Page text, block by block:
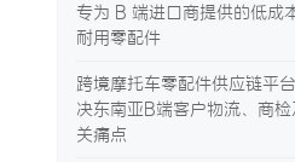
专为 B 端进口商提供的低成
耐用零配件
跨境摩托车零配件供应链平
决东南亚B端客户物流、商
关痛点